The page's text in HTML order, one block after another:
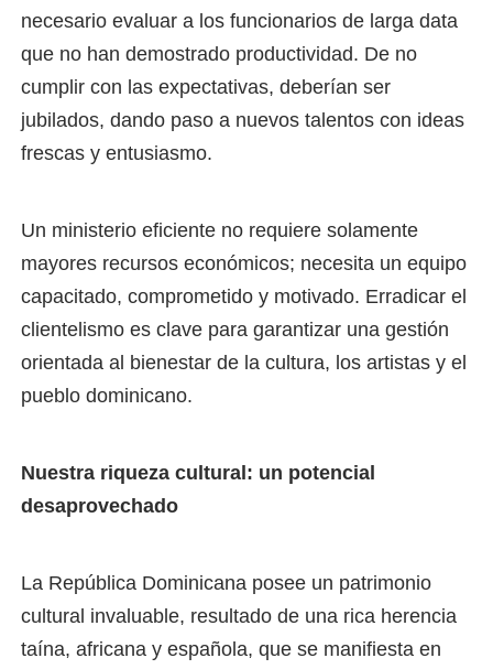
necesario evaluar a los funcionarios de larga data
que no han demostrado productividad. De no
cumplir con las expectativas, deberían ser
jubilados, dando paso a nuevos talentos con ideas
frescas y entusiasmo.
Un ministerio eficiente no requiere solamente
mayores recursos económicos; necesita un equipo
capacitado, comprometido y motivado. Erradicar el
clientelismo es clave para garantizar una gestión
orientada al bienestar de la cultura, los artistas y el
pueblo dominicano.
Nuestra riqueza cultural: un potencial
desaprovechado
La República Dominicana posee un patrimonio
cultural invaluable, resultado de una rica herencia
taína, africana y española, que se manifiesta en